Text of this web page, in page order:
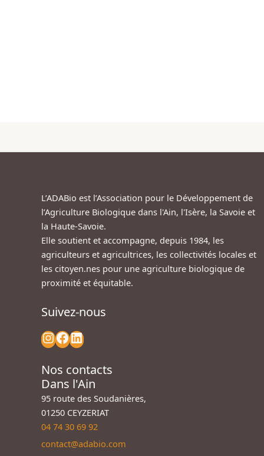
L’ADABio est l’Association pour le Développement de
l’Agriculture Biologique dans l'Ain, l'Isère, la Savoie et
la Haute-Savoie.
Elle soutient et accompagne, depuis 1984, les
agriculteurs et agricultrices, les collectivités locales et
les citoyen.nes pour une agriculture biologique de
proximité et équitable.
Suivez-nous
Nos contacts
Dans l'Ain
95 route des Soudanières,
01250 CEYZERIAT
04 74 30 69 92
contact@adabio.com